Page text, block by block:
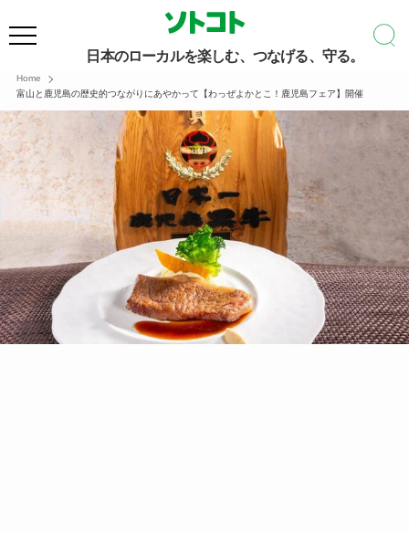
日本のローカルを楽しむ、つなげる、守る。
Home
富山と鹿児島の歴史的つながりにあやかって【わっぜよかとこ！鹿児島フェア】開催